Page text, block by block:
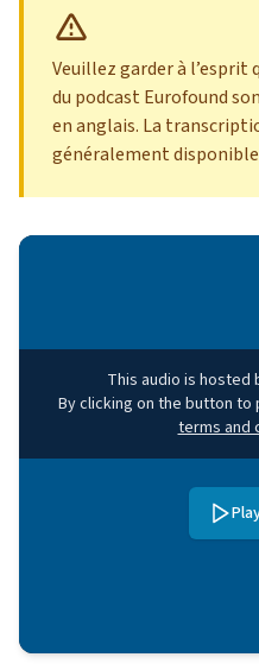
Veuillez garder à l’esprit
du podcast Eurofound
en anglais. La
généralement disponible
This audio is hosted
By clicking on the button
terms and